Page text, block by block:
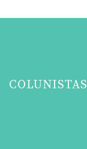
COLUNISTAS